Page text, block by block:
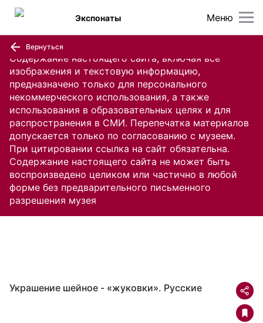
Содержание настоящего сайта, включая все
изображения и текстовую информацию,
предназначено только для персонального
некоммерческого использования, а также
использования в образовательных целях и для
распространения в СМИ. Перепечатка материалов
допускается только по согласованию с музеем.
При цитировании ссылка на сайт обязательна.
Содержание настоящего сайта не может быть
воспроизведено целиком или частично в любой
форме без предварительного письменного
разрешения музея
Меню
Экспонаты
Вернуться
Украшение шейное - «жуковки». Русские